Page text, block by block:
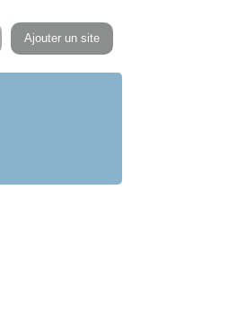
Ajouter un site